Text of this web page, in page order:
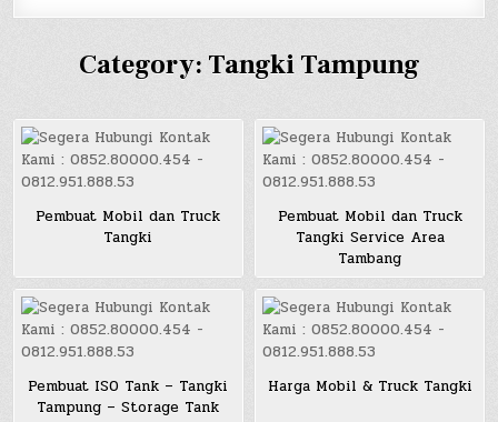
Category: Tangki Tampung
Pembuat Mobil dan Truck
Tangki
Pembuat Mobil dan Truck
Tangki Service Area
Tambang
Pembuat ISO Tank – Tangki
Tampung – Storage Tank
Harga Mobil & Truck Tangki